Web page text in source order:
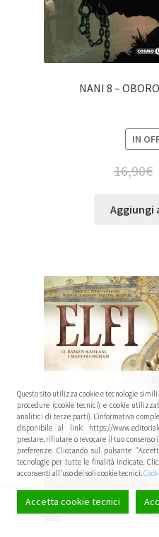
NANI 8 –
IN
16,90€
Aggiungi
Questo sito utilizza cookie e tecnologie
procedure (cookie tecnici) e cookie
analitici di terze parti). L’informativa
disponibile al link: https://
prestare, rifiutare o revocare il tuo
preferenze. Cliccando sul pulsante
tecnologie per tutte le finalità indicate.
acconsenti all'uso dei soli cookie tecnici.
Accetta cookie tecnici